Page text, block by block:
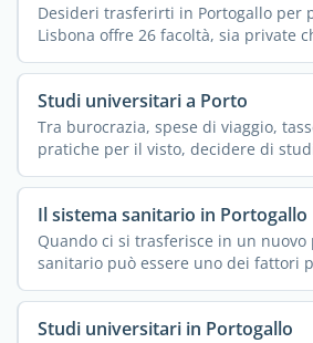
Desideri trasferirti in Portogallo per
Lisbona offre 26 facoltà, sia private
Studi universitari a Porto
Tra burocrazia, spese di viaggio,
pratiche per il visto, decidere di
Il sistema sanitario in Portogallo
Quando ci si trasferisce in un nuovo
sanitario può essere uno dei fattori
Studi universitari in Portogallo